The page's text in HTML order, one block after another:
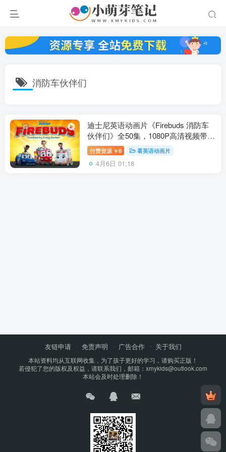
消防车伙伴们
迪士尼英语动画片《Firebuds 消防车
伙伴们》全50集，1080P高清视频带英
文字幕，百度云网盘下载！
付费资源 ￥8 看英语动画片
4月6日 01:18
友链申请 免责声明 广告合作 关于我们
本站资料均从互联网收集，为了孩子更好的学习，请购买正版！
若侵犯了您的版权及权益，请联系我们，邮箱：xmykids@outlook.com
本站会及时处理删除！